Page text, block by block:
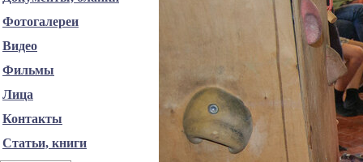
Фотогалереи
Видео
Фильмы
Лица
Контакты
Статьи, книги